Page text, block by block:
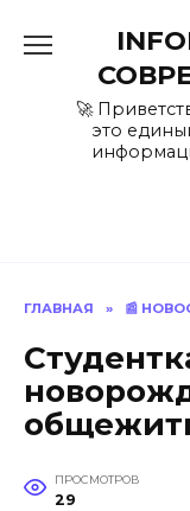
содержанию
🚀
это
ГЛАВНАЯ » 📰
ПРОСМОТРОВ
29